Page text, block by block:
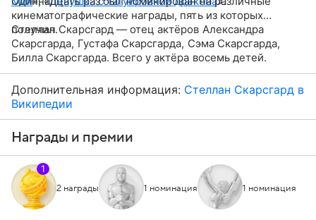
Награды и премии
1
2 награды 1 номинация 1 номинация
кинематографические награды, пять из которых
получил.
Стеллан Скарсгард — отец актёров Александра
Скарсгарда, Густафа Скарсгарда, Сэма Скарсгарда,
Билла Скарсгарда. Всего у актёра восемь детей.
Дополнительная информация: Стеллан Скарсгард в
Википедии